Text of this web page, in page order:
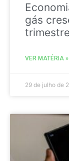
gás
VER MATÉRIA »
29 de julho de